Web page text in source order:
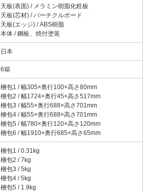
天板(表面) / メラミン樹脂化粧板
天板(芯材) / パーチクルボード
天板(エッジ) / ABS樹脂
本体 / 鋼板、焼付塗装
日本
6箱
梱包1 / 幅305×奥行100×高さ80mm
梱包2 / 幅1724×奥行45×高さ517mm
梱包3 / 幅55×奥行688×高さ701mm
梱包4 / 幅55×奥行688×高さ701mm
梱包5 / 幅780×奥行120×高さ120mm
梱包6 / 幅1910×奥行685×高さ65mm
梱包1 / 0.31kg
梱包2 / 7kg
梱包3 / 5kg
梱包4 / 5kg
梱包5 / 1.9kg